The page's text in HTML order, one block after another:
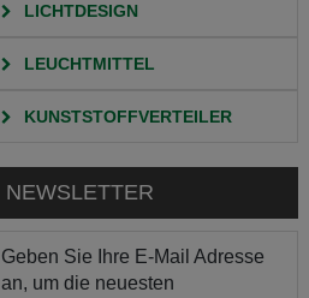
LICHTDESIGN
LEUCHTMITTEL
KUNSTSTOFFVERTEILER
NEWSLETTER
Geben Sie Ihre E-Mail Adresse
an, um die neuesten